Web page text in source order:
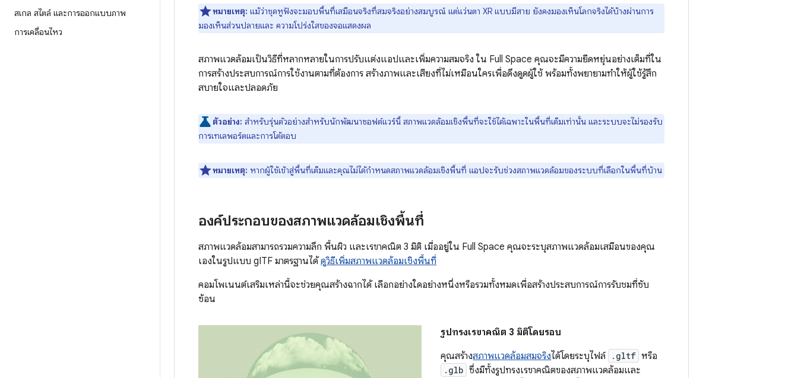
สเกล สไตล์ และการออกแบบภาพ
การเคลื่อนไหว
หมายเหตุ: แม้ว่าชุดหูฟังจะมอบพื้นที่เสมือนจริงที่สมจริงอย่างสมบูรณ์ แต่แว่นตา XR แบบมีสาย ยังคงมองเห็นโลกจริงได้บ้างผ่านการ
มองเห็นส่วนปลายและ ความโปร่งใสของจอแสดงผล
สภาพแวดล้อมเป็นวิธีที่หลากหลายในการปรับแต่งแอปและเพิ่มความสมจริง ใน Full Space คุณจะมีความยืดหยุ่นอย่างเต็มที่ใน
การสร้างประสบการณ์การใช้งานตามที่ต้องการ สร้างภาพและเสียงที่ไม่เหมือนใครเพื่อดึงดูดผู้ใช้ พร้อมทั้งพยายามทำให้ผู้ใช้รู้สึก
สบายใจและปลอดภัย
ตัวอย่าง: สำหรับรุ่นตัวอย่างสำหรับนักพัฒนาซอฟต์แวร์นี้ สภาพแวดล้อมเชิงพื้นที่จะใช้ได้เฉพาะในพื้นที่เต็มเท่านั้น และระบบจะไม่รองรับ
การเทเลพอร์ตและการโต้ตอบ
หมายเหตุ: หากผู้ใช้เข้าสู่พื้นที่เต็มและคุณไม่ได้กำหนดสภาพแวดล้อมเชิงพื้นที่ แอปจะรับช่วงสภาพแวดล้อมของระบบที่เลือกในพื้นที่บ้าน
องค์ประกอบของสภาพแวดล้อมเชิงพื้นที่
สภาพแวดล้อมสามารถรวมความลึก พื้นผิว และเรขาคณิต 3 มิติ เมื่ออยู่ใน Full Space คุณจะระบุสภาพแวดล้อมเสมือนของคุณ
เองในรูปแบบ gITF มาตรฐานได้ดูวิธีเพิ่มสภาพแวดล้อมเชิงพื้นที่
คอมโพเนนต์เสริมเหล่านี้จะช่วยคุณสร้างฉากได้ เลือกอย่างใดอย่างหนึ่งหรือรวมทั้งหมดเพื่อสร้างประสบการณ์การรับชมที่ซับ
ซ้อน
รูปทรงเรขาคณิต 3 มิติโดยรอบ
คุณสร้างสภาพแวดล้อมสมจริงได้โดยระบุไฟล์ .gltf หรือ
.glb ซึ่งมีทั้งรูปทรงเรขาคณิตของสภาพแวดล้อมและ